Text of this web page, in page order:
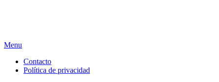
Skip
content
Menu
Contacto
Política de privacidad